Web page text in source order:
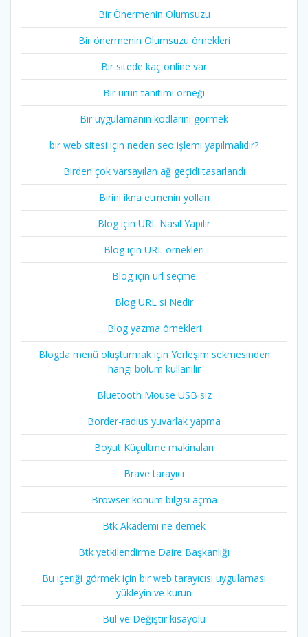
Bir Önermenin Olumsuzu
Bir önermenin Olumsuzu örnekleri
Bir sitede kaç online var
Bir ürün tanıtımı örneği
Bir uygulamanın kodlarını görmek
bir web sitesi için neden seo işlemi yapılmalıdır?
Birden çok varsayılan ağ geçidi tasarlandı
Birini ikna etmenin yolları
Blog için URL Nasıl Yapılır
Blog için URL örnekleri
Blog için url seçme
Blog URL si Nedir
Blog yazma örnekleri
Blogda menü oluşturmak için Yerleşim sekmesinden
hangi bölüm kullanılır
Bluetooth Mouse USB siz
Border-radius yuvarlak yapma
Boyut Küçültme makinaları
Brave tarayıcı
Browser konum bilgisi açma
Btk Akademi ne demek
Btk yetkilendirme Daire Başkanlığı
Bu içeriği görmek için bir web tarayıcısı uygulaması
yükleyin ve kurun
Bul ve Değiştir kısayolu